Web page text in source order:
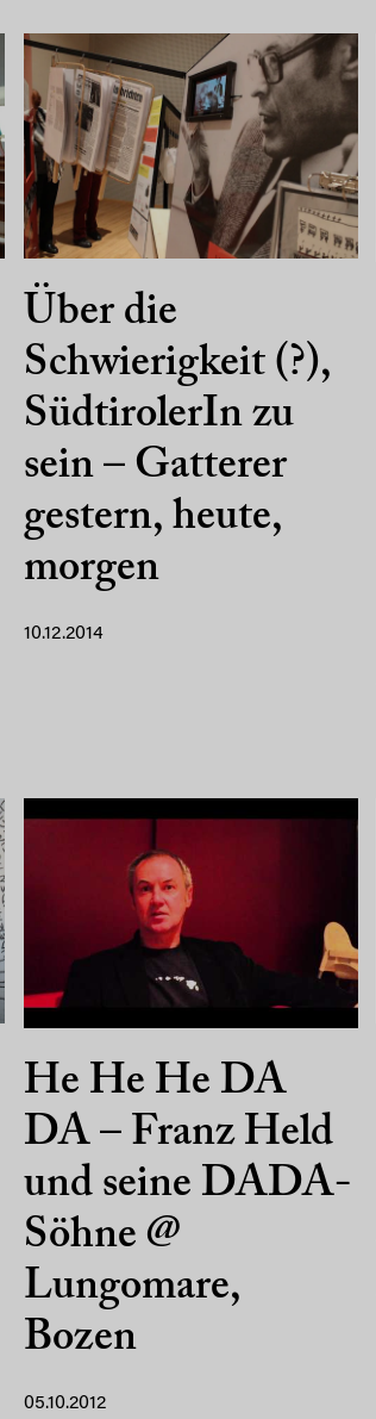
Über die
Schwierigkeit (?),
SüdtirolerIn zu
sein – Gatterer
gestern, heute,
morgen
10.12.2014
He He He DA
DA – Franz Held
und seine DADA-
Söhne @
Lungomare,
Bozen
05.10.2012